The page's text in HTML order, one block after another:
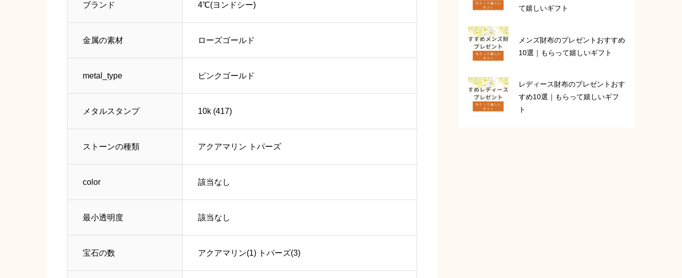
ブランド 4℃(ヨンドシー)
金属の素材 ローズゴールド
metal_type ピンクゴールド
メタルスタンプ 10k (417)
ストーンの種類 アクアマリン トパーズ
color 該当なし
最小透明度 該当なし
宝石の数 アクアマリン(1) トパーズ(3)
て嬉しいギフト
メンズ財布のプレゼントおすすめ
10選｜もらって嬉しいギフト
レディース財布のプレゼントおす
すめ10選｜もらって嬉しいギフ
ト